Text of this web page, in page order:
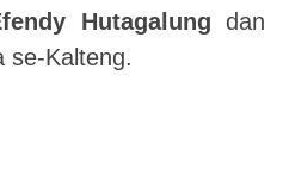
Hutagalung dan
se-Kalteng.